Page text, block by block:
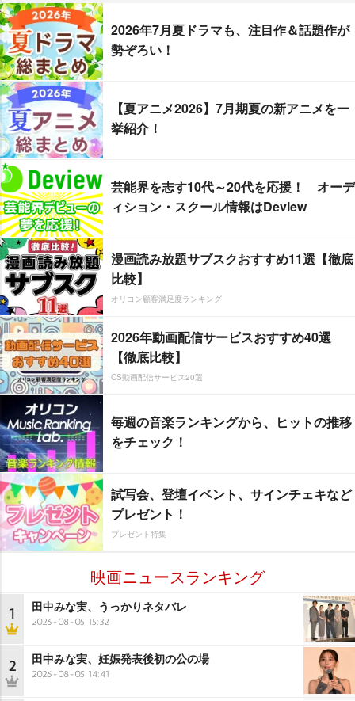
2026年7月夏ドラマも、注目作＆話題作が
勢ぞろい！
【夏アニメ2026】7月期夏の新アニメを一
挙紹介！
芸能界を志す10代～20代を応援！ オーデ
ィション・スクール情報はDeview
漫画読み放題サブスクおすすめ11選【徹底
比較】
オリコン顧客満足度ランキング
2026年動画配信サービスおすすめ40選
【徹底比較】
CS動画配信サービス20選
毎週の音楽ランキングから、ヒットの推移
をチェック！
試写会、登壇イベント、サインチェキなど
プレゼント！
プレゼント特集
映画ニュースランキング
1 田中みな実、うっかりネタバレ
2026-08-05 15:32
2 田中みな実、妊娠発表後初の公の場
2026-08-05 14:41